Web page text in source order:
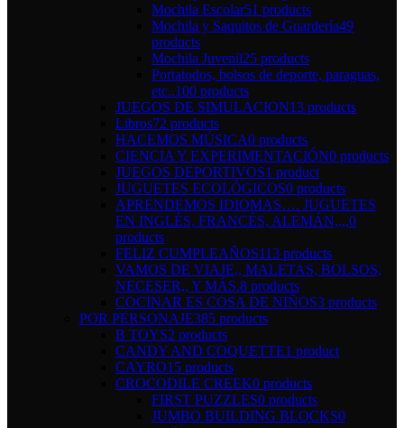
Mochila Escolar51 products
Mochila y Saquitos de Guardería49
products
Mochila Juvenil25 products
Portatodos, bolsos de deporte, paraguas,
etc..100 products
JUEGOS DE SIMULACION13 products
Libros72 products
HACEMOS MÚSICA0 products
CIENCIA Y EXPERIMENTACIÓN0 products
JUEGOS DEPORTIVOS1 product
JUGUETES ECOLÓGICOS0 products
APRENDEMOS IDIOMAS…. JUGUETES
EN INGLÉS, FRANCÉS, ALEMÁN,,,,0
products
FELIZ CUMPLEAÑOS113 products
VAMOS DE VIAJE,, MALETAS, BOLSOS,
NECESER,, Y MÁS.8 products
COCINAR ES COSA DE NIÑOS3 products
POR PERSONAJE385 products
B TOYS2 products
CANDY AND COQUETTE1 product
CAYRO15 products
CROCODILE CREEK0 products
FIRST PUZZLES0 products
JUMBO BUILDING BLOCKS0